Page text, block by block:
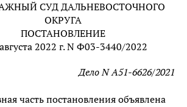
СУД ДАЛЬНЕВОСТОЧНОГО
ОКРУГА
ПОСТАНОВЛЕНИЕ
2022 г. N Ф03-3440/2022
Дело N А51-6626/2021
часть постановления объявлена